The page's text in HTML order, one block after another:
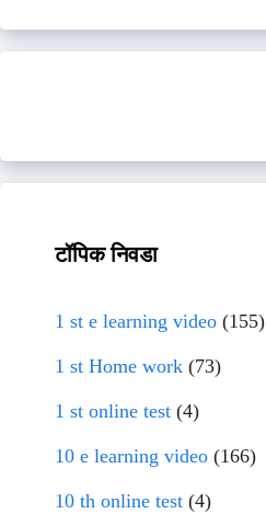
टॉपिक निवडा
1 st e learning video (155)
1 st Home work (73)
1 st online test (4)
10 e learning video (166)
10 th online test (4)